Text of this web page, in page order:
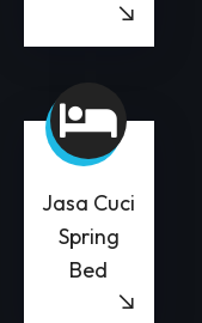
Jasa Cuci
Spring
Bed